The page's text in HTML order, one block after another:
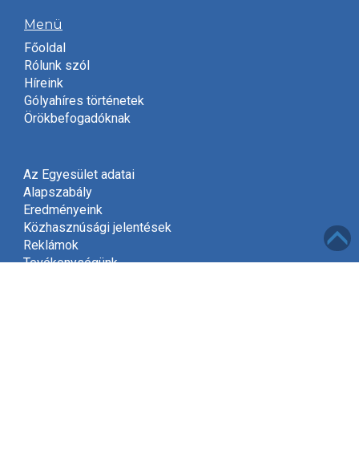
Menü
Főoldal
Rólunk szól
Híreink
Gólyahíres történetek
Örökbefogadóknak
Az Egyesület adatai
Alapszabály
Eredményeink
Közhasznúsági jelentések
Reklámok
Tevékenységünk